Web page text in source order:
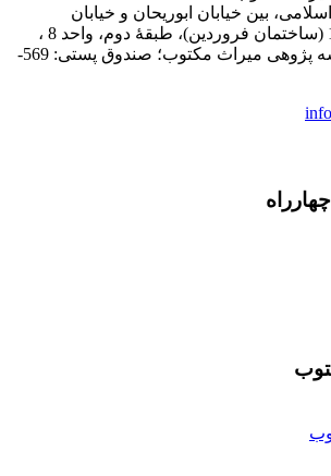
بین خیابان ابوریحان و خیابان
دانشگاه، شمارۀ 1182 (ساختمان فروردین)، طبقۀ دوم، واحد 8 ،
روابط عمومی مؤسسه پژوهی میراث مکتوب؛ صندوق پستی: 569-